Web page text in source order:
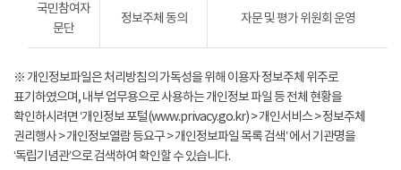
국민참여자
문단
정보주체 동의 자문 및 평가 위원회 운영
※ 개인정보파일은 처리방침의 가독성을 위해 이용자 정보주체 위주로
표기하였으며, 내부 업무용으로 사용하는 개인정보 파일 등 전체 현황을
확인하시려면 ‘개인정보 포털(www.privacy.go.kr) > 개인서비스 > 정보주체
권리행사 > 개인정보열람 등요구 > 개인정보파일 목록 검색’ 에서 기관명을
‘독립기념관’으로 검색하여 확인할 수 있습니다.